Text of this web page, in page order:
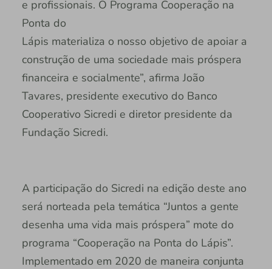
e profissionais. O Programa Cooperação na
Ponta do
Lápis materializa o nosso objetivo de apoiar a
construção de uma sociedade mais próspera
financeira e socialmente”, afirma João
Tavares, presidente executivo do Banco
Cooperativo Sicredi e diretor presidente da
Fundação Sicredi.
A participação do Sicredi na edição deste ano
será norteada pela temática “Juntos a gente
desenha uma vida mais próspera” mote do
programa “Cooperação na Ponta do Lápis”.
Implementado em 2020 de maneira conjunta